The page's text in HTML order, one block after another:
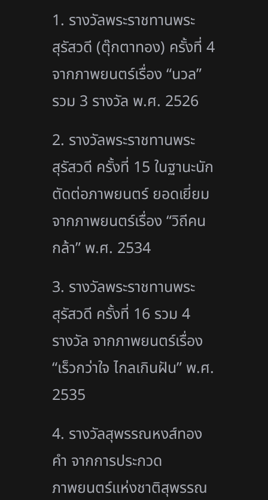
1. รางวัลพระราชทานพระ
สุรัสวดี (ตุ๊กตาทอง) ครั้งที่ 4
จากภาพยนตร์เรื่อง “นวล”
รวม 3 รางวัล พ.ศ. 2526
2. รางวัลพระราชทานพระ
สุรัสวดี ครั้งที่ 15 ในฐานะนัก
ตัดต่อภาพยนตร์ ยอดเยี่ยม
จากภาพยนตร์เรื่อง “วิถีคน
กล้า” พ.ศ. 2534
3. รางวัลพระราชทานพระ
สุรัสวดี ครั้งที่ 16 รวม 4
รางวัล จากภาพยนตร์เรื่อง
“เร็วกว่าใจ ไกลเกินฝัน” พ.ศ.
2535
4. รางวัลสุพรรณหงส์ทอง
คํา จากการประกวด
ภาพยนตร์แห่งชาติสุพรรณ